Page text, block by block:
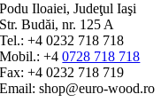
Podu Iloaiei, Judeţul Iaşi
Str. Budăi, nr. 125 A
Tel.: +4 0232 718 718
Mobil.: +40728 718 718
Fax: +4 0232 718 719
Email: shop@euro-wood.ro